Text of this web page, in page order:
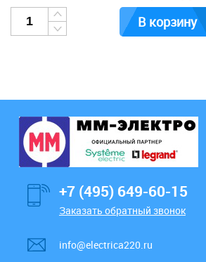
В корзину
+7 (495) 649-60-15
Заказать обратный звонок
info@electrica220.ru